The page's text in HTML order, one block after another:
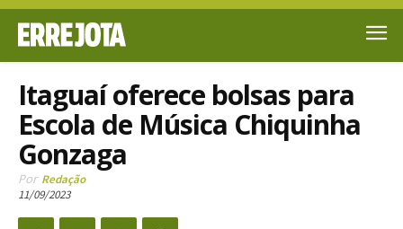
Itaguaí oferece bolsas para
Escola de Música Chiquinha
Gonzaga
Por Redação
11/09/2023